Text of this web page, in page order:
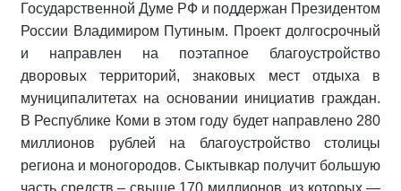
Государственной Думе РФ и поддержан Президентом
России Владимиром Путиным. Проект долгосрочный
и направлен на поэтапное благоустройство
дворовых территорий, знаковых мест отдыха в
муниципалитетах на основании инициатив граждан.
В Республике Коми в этом году будет направлено 280
миллионов рублей на благоустройство столицы
региона и моногородов. Сыктывкар получит большую
часть средств – свыше 170 миллионов, из которых —